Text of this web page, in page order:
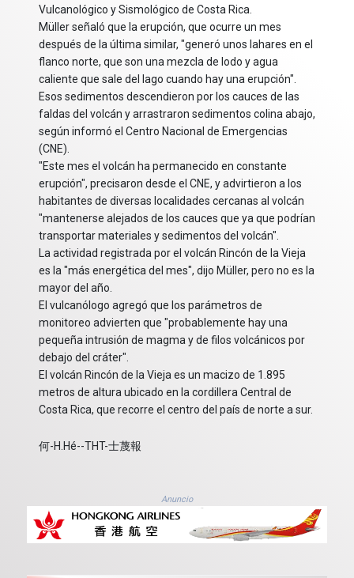
Vulcanológico y Sismológico de Costa Rica.
Müller señaló que la erupción, que ocurre un mes
después de la última similar, "generó unos lahares en el
flanco norte, que son una mezcla de lodo y agua
caliente que sale del lago cuando hay una erupción".
Esos sedimentos descendieron por los cauces de las
faldas del volcán y arrastraron sedimentos colina abajo,
según informó el Centro Nacional de Emergencias
(CNE).
"Este mes el volcán ha permanecido en constante
erupción", precisaron desde el CNE, y advirtieron a los
habitantes de diversas localidades cercanas al volcán
"mantenerse alejados de los cauces que ya que podrían
transportar materiales y sedimentos del volcán".
La actividad registrada por el volcán Rincón de la Vieja
es la "más energética del mes", dijo Müller, pero no es la
mayor del año.
El vulcanólogo agregó que los parámetros de
monitoreo advierten que "probablemente hay una
pequeña intrusión de magma y de filos volcánicos por
debajo del cráter".
El volcán Rincón de la Vieja es un macizo de 1.895
metros de altura ubicado en la cordillera Central de
Costa Rica, que recorre el centro del país de norte a sur.
何-H.Hé--THT-士蔑報
Anuncio